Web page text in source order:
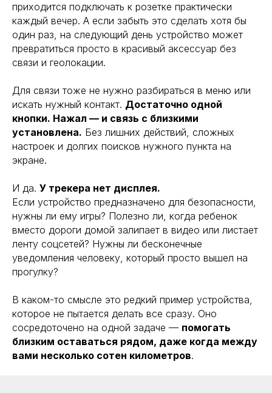
приходится подключать к розетке практически
каждый вечер. А если забыть это сделать хотя бы
один раз, на следующий день устройство может
превратиться просто в красивый аксессуар без
связи и геолокации.
Для связи тоже не нужно разбираться в меню или
искать нужный контакт. Достаточно одной
кнопки. Нажал — и связь с близкими
установлена. Без лишних действий, сложных
настроек и долгих поисков нужного пункта на
экране.
И да. У трекера нет дисплея.
Если устройство предназначено для безопасности,
нужны ли ему игры? Полезно ли, когда ребенок
вместо дороги домой залипает в видео или листает
ленту соцсетей? Нужны ли бесконечные
уведомления человеку, который просто вышел на
прогулку?
В каком-то смысле это редкий пример устройства,
которое не пытается делать все сразу. Оно
сосредоточено на одной задаче — помогать
близким оставаться рядом, даже когда между
вами несколько сотен километров.